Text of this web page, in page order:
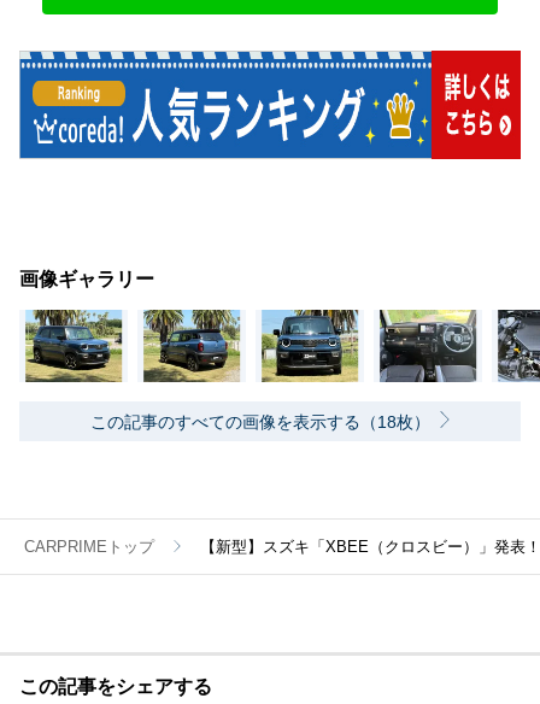
画像ギャラリー
この記事のすべての画像を表示する（18枚）
CARPRIMEトップ 【新型】スズキ「XBEE（クロスビー）」発
この記事をシェアする